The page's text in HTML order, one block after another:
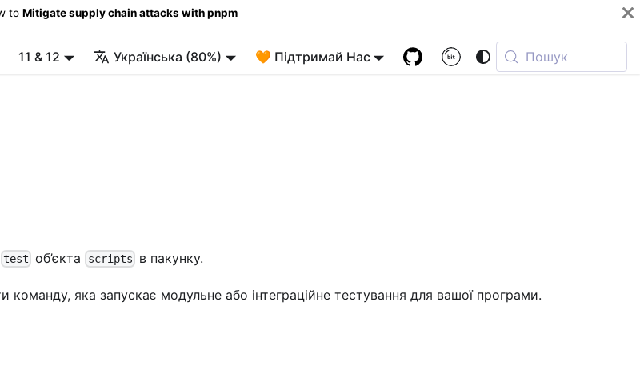
to Mitigate supply chain attacks with pnpm
11 & 12 Українська (80%) 🧡 Підтримай Нас Пошук
test об’єкта scripts в пакунку.
яка запускає модульне або інтеграційне тестування для вашої програми.